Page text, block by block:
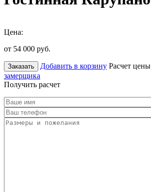
Цена:
от 54 000 руб.
Заказать Добавить в корзину Расчет цены
замерщика
Получить расчет